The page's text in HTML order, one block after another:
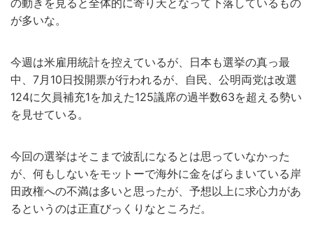
の動きを見ると全体的に寄り天となって下落しているもの
が多いな。
今週は米雇用統計を控えているが、日本も選挙の真っ最
中、7月10日投開票が行われるが、自民、公明両党は改選
124に欠員補充1を加えた125議席の過半数63を超える勢い
を見せている。
今回の選挙はそこまで波乱になるとは思っていなかった
が、何もしないをモットーで海外に金をばらまいている岸
田政権への不満は多いと思ったが、予想以上に求心力があ
るというのは正直びっくりなところだ。